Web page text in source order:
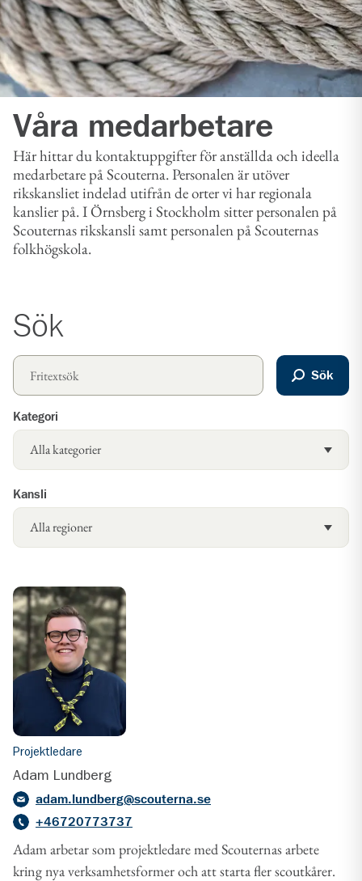
Våra medarbetare
Här hittar du kontaktuppgifter för anställda och ideella
medarbetare på Scouterna. Personalen är utöver
rikskansliet indelad utifrån de orter vi har regionala
kanslier på. I Örnsberg i Stockholm sitter personalen på
Scouternas rikskansli samt personalen på Scouternas
folkhögskola.
Sök
Sök
Kategori
Kansli
Projektledare
Adam Lundberg
adam.lundberg@scouterna.se
+46720773737
Adam arbetar som projektledare med Scouternas arbete
kring nya verksamhetsformer och att starta fler scoutkårer.